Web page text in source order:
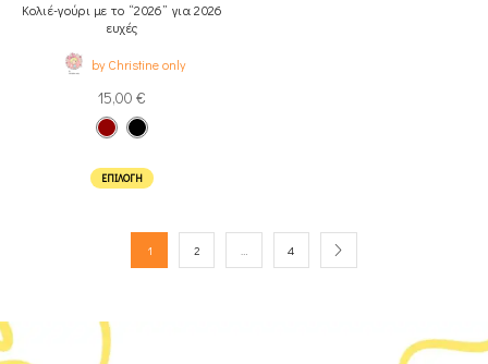
Κολιέ-γούρι με το “2026” για 2026
ευχές
by Christine only
15,00 €
ΕΠΙΛΟΓΉ
1 2 4